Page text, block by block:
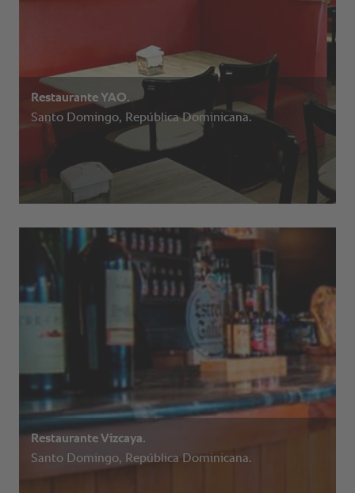
Restaurante YAO.
Santo Domingo, República Dominicana.
Restaurante Vizcaya.
Santo Domingo, República Dominicana.